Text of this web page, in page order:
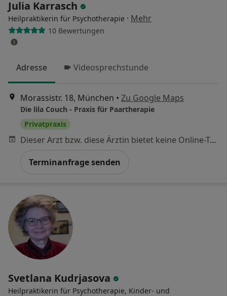
Julia Karrasch
Heilpraktikerin für Psychotherapie · Mehr
10 Bewertungen
Adresse Videosprechstunde
Morassistr. 18, München • Zu Google Maps
Die lila Couch - Praxis für Paartherapie
Privatpraxis
Dieser Arzt bzw. diese Ärztin bietet keine Online-Terminbuchung an diesem Standort an.
Terminanfrage senden
Svetlana Kudrjasova
Heilpraktikerin für Psychotherapie, Kinder- und